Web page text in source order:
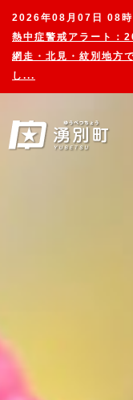
2026年08月07日 08
熱中症警戒アラート
網走・北見・紋別地方
し...